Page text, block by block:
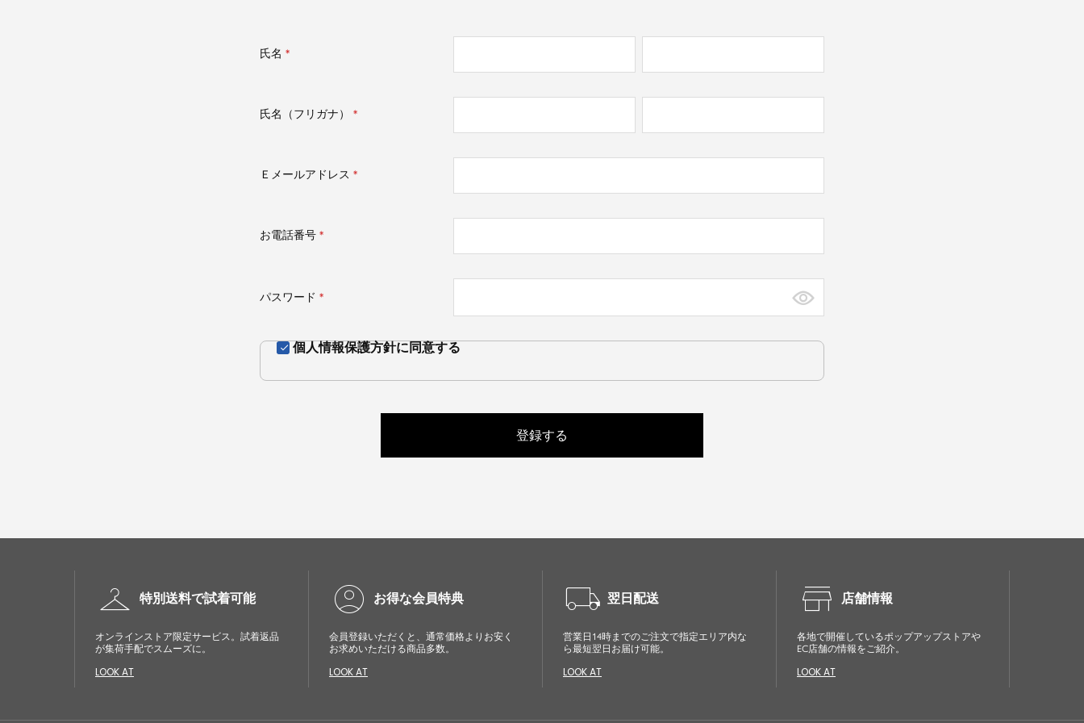
氏名
氏名（フリガナ）
Ｅメールアドレス
お電話番号
パスワード
個人情報保護方針に同意する
登録する
checkroom 特別送料で試着可能
オンラインストア限定サービス。試着返品
が集荷手配でスムーズに。
LOOK AT
account_circle お得な会員特典
会員登録いただくと、通常価格よりお安く
お求めいただける商品多数。
LOOK AT
local_shipping 翌日配送
営業日14時までのご注文で指定エリア内な
ら最短翌日お届け可能。
LOOK AT
store 店舗情報
各地で開催しているポップアップストアや
EC店舗の情報をご紹介。
LOOK AT